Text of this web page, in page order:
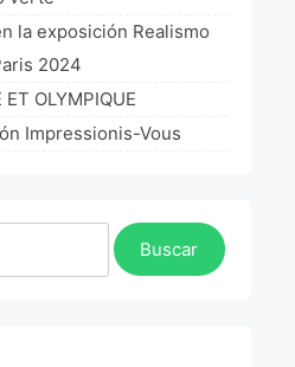
New York 2018
D’exposition
Ecoarte
la exposición Realismo
2024
ET OLYMPIQUE
Impressionis-Vous